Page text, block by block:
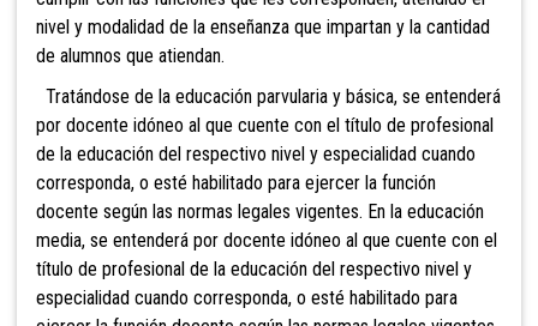
nivel y modalidad de la enseñanza que impartan y la cantidad
de alumnos que atiendan.
Tratándose de la educación parvularia y básica, se entenderá
por docente idóneo al que cuente con el título de profesional
de la educación del respectivo nivel y especialidad cuando
corresponda, o esté habilitado para ejercer la función
docente según las normas legales vigentes. En la educación
media, se entenderá por docente idóneo al que cuente con el
título de profesional de la educación del respectivo nivel y
especialidad cuando corresponda, o esté habilitado para